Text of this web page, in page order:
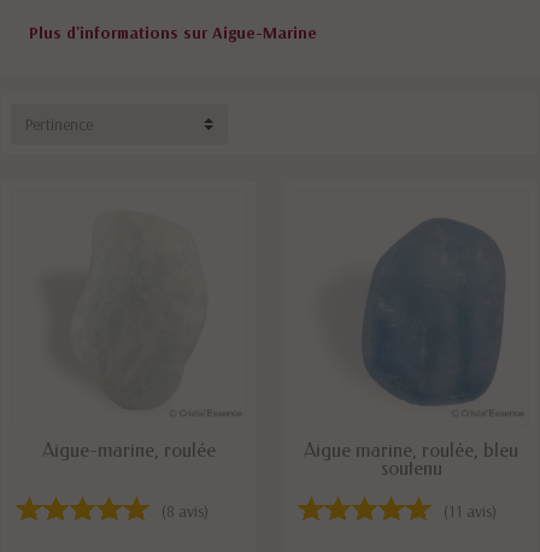
Plus d'informations sur Aigue-Marine
Pertinence
DISPONIBLE
Aigue-marine, roulée
(8 avis)
DISPONIBLE
Aigue marine, roulée, bleu
soutenu
(11 avis)